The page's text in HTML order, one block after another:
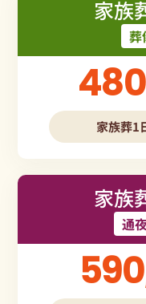
家族
葬
家族葬1
家族
通